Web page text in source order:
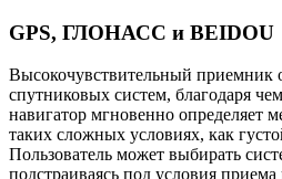
GPS, ГЛОНАСС и BEIDOU
Высокочувствительный приемник
спутниковых систем, благодаря
навигатор мгновенно определяет
таких сложных условиях, как
Пользователь может выбирать
подстраиваясь под условия